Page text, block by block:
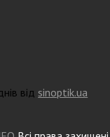
відsinoptik.ua